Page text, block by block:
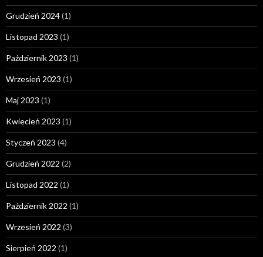
Grudzień 2024(1)
Listopad 2023 (1)
Październik 2023 (1)
Wrzesień 2023 (1)
Maj 2023 (1)
Kwiecień 2023 (1)
Styczeń 2023 (4)
Grudzień 2022 (2)
Listopad 2022 (1)
Październik 2022 (1)
Wrzesień 2022 (3)
Sierpień 2022 (1)